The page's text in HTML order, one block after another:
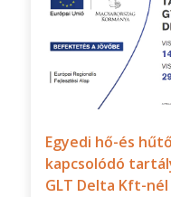
Egyedi hő-és
kapcsolódó
GLT Delta Kft-nél